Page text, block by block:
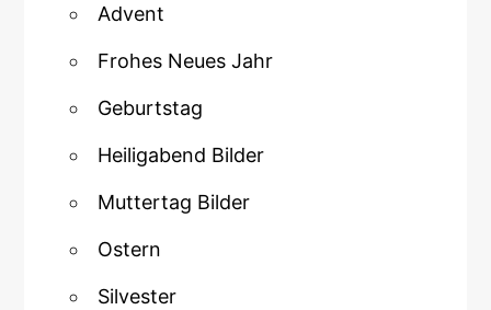
Advent
Frohes Neues Jahr
Geburtstag
Heiligabend Bilder
Muttertag Bilder
Ostern
Silvester